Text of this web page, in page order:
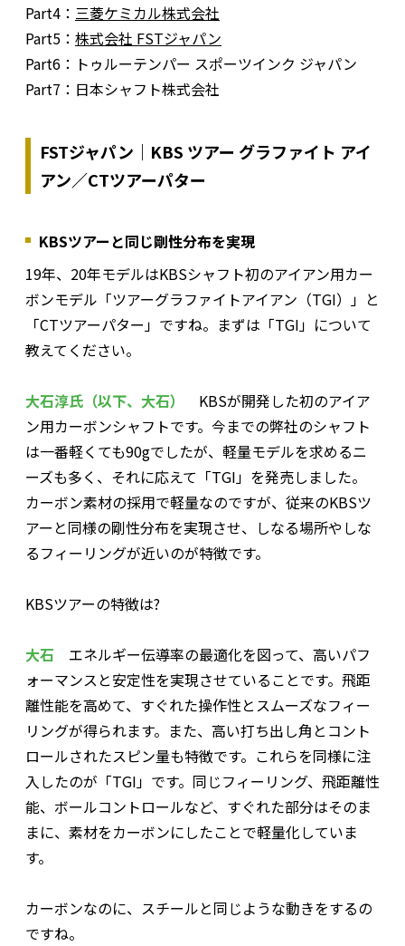
Part4： 三菱ケミカル株式会社
Part5： 株式会社 FSTジャパン
Part6：トゥルーテンパー スポーツインク ジャパン
Part7：日本シャフト株式会社
FSTジャパン｜KBS ツアー グラファイト アイ
アン／CTツアーパター
KBSツアーと同じ剛性分布を実現
――19年、20年モデルはKBSシャフト初のアイアン用カー
ボンモデル「ツアーグラファイトアイアン（TGI）」と
「CTツアーパター」ですね。まずは「TGI」について
教えてください。
大石淳氏（以下、大石）
KBSが開発した初のアイア
ン用カーボンシャフトです。今までの弊社のシャフト
は一番軽くても90gでしたが、軽量モデルを求めるニ
ーズも多く、それに応えて「TGI」を発売しました。
カーボン素材の採用で軽量なのですが、従来のKBSツ
アーと同様の剛性分布を実現させ、しなる場所やしな
るフィーリングが近いのが特徴です。
――KBSツアーの特徴は?
大石 エネルギー伝導率の最適化を図って、高いパフ
ォーマンスと安定性を実現させていることです。飛距
離性能を高めて、すぐれた操作性とスムーズなフィー
リングが得られます。また、高い打ち出し角とコント
ロールされたスピン量も特徴です。これらを同様に注
入したのが「TGI」です。同じフィーリング、飛距離性
能、ボールコントロールなど、すぐれた部分はそのま
まに、素材をカーボンにしたことで軽量化していま
す。
――カーボンなのに、スチールと同じような動きをするの
ですね。